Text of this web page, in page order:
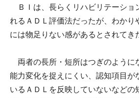
ＢＩは、長らくリハビリテーショ
れるＡＤＬ評価法だったが、わかり
には物足りない感があるとされてき
両者の長所・短所はつぎのように
能力変化を捉えにくい、認知項目が
いるＡＤＬを反映していないなどの